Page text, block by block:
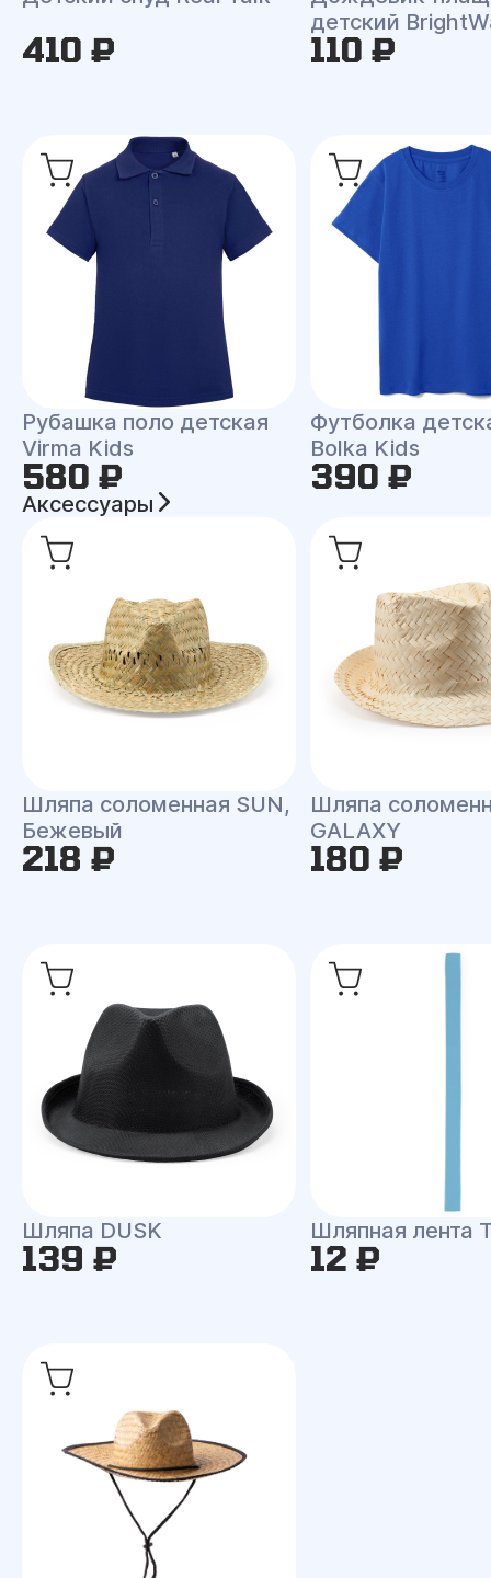
410 ₽
детский
110 ₽
Рубашка поло детская
Virma Kids
580 ₽
Футболка
Bolka Kids
390 ₽
Аксессуары
Шляпа соломенная SUN,
Бежевый
218 ₽
Шляпа
GALAXY
180 ₽
Шляпа DUSK
139 ₽
Шляпная лента
12 ₽